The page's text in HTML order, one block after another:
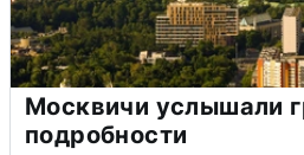
Москвичи услышали
подробности